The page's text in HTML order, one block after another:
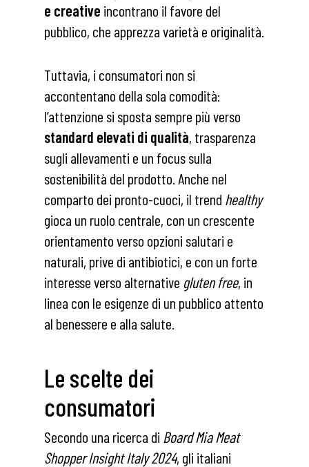
e creative incontrano il favore del
pubblico, che apprezza varietà e originalità.
Tuttavia, i consumatori non si
accontentano della sola comodità:
l’attenzione si sposta sempre più verso
standard elevati di qualità, trasparenza
sugli allevamenti e un focus sulla
sostenibilità del prodotto. Anche nel
comparto dei pronto-cuoci, il trend healthy
gioca un ruolo centrale, con un crescente
orientamento verso opzioni salutari e
naturali, prive di antibiotici, e con un forte
interesse verso alternative gluten free, in
linea con le esigenze di un pubblico attento
al benessere e alla salute.
Le scelte dei
consumatori
Secondo una ricerca di Board Mia Meat
Shopper Insight Italy 2024, gli italiani